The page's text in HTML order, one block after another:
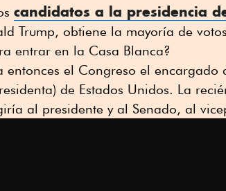
candidatos a la presidencia
Trump, obtiene la mayoría de
entrar en la Casa Blanca?
entonces el Congreso el encargado
de Estados Unidos. La
al presidente y al Senado, al